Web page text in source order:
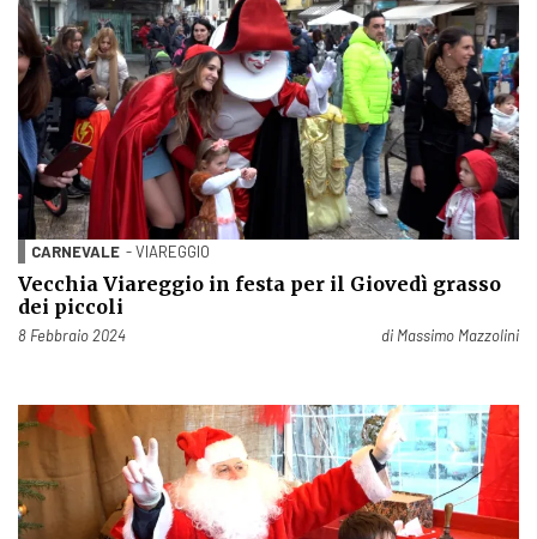
CARNEVALE - VIAREGGIO
Vecchia Viareggio in festa per il Giovedì grasso
dei piccoli
Pubblicato il
8 Febbraio 2024 di Massimo Mazzolini